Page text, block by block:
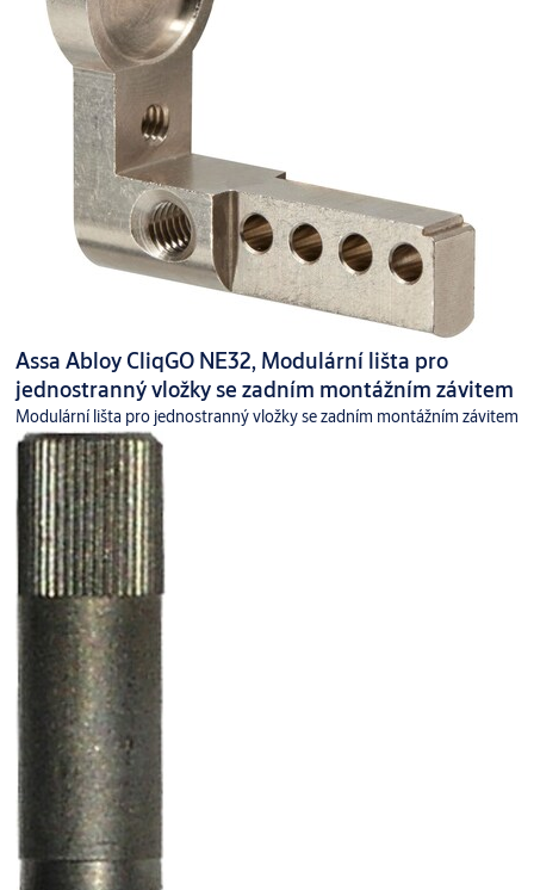
Assa Abloy CliqGO NE32, Modulární lišta pro
jednostranný vložky se zadním montážním závitem
Modulární lišta pro jednostranný vložky se zadním montážním závitem